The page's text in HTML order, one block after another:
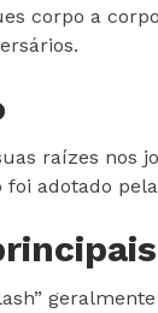
corpo a
raízes nos
adotado